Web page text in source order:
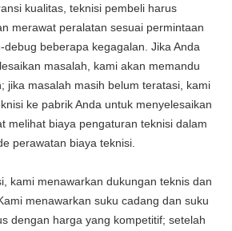
kualitas, teknisi pembeli harus
merawat peralatan sesuai permintaan
debug beberapa kegagalan. Jika Anda
masalah, kami akan memandu
jika masalah masih belum teratasi, kami
ke pabrik Anda untuk menyelesaikan
melihat biaya pengaturan teknisi dalam
perawatan biaya teknisi.
kami menawarkan dukungan teknis dan
menawarkan suku cadang dan suku
dengan harga yang kompetitif; setelah